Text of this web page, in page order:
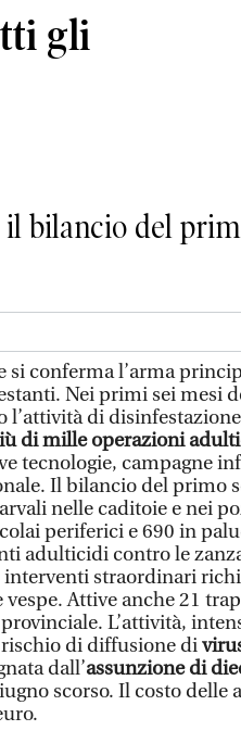
gli
bilancio del
si conferma l’arma
Nei primi sei mesi
l’attività di
di mille operazioni
tecnologie, campagne
Il bilancio del primo
nelle caditoie e nei
periferici e 690 in
adulticidi contro le
interventi straordinari
Attive anche 21
L’attività,
di diffusione di
dall’assunzione di
scorso. Il costo delle